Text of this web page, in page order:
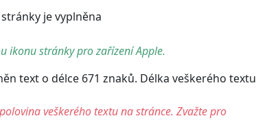
je vyplněna
ikonu stránky pro zařízení Apple.
text o délce 671 znaků. Délka veškerého textu
veškerého textu na stránce. Zvažte pro